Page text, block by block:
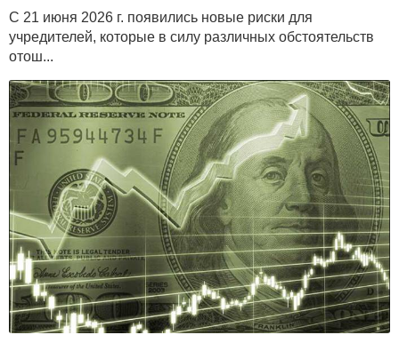
С 21 июня 2026 г. появились новые риски для
учредителей, которые в силу различных обстоятельств
отош...